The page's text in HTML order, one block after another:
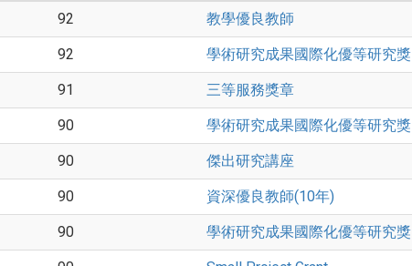
92 教學優良教師
92 學術研究成果國際化優等研究獎
91 三等服務獎章
90 學術研究成果國際化優等研究獎
90 傑出研究講座
90 資深優良教師(10年)
90 學術研究成果國際化優等研究獎